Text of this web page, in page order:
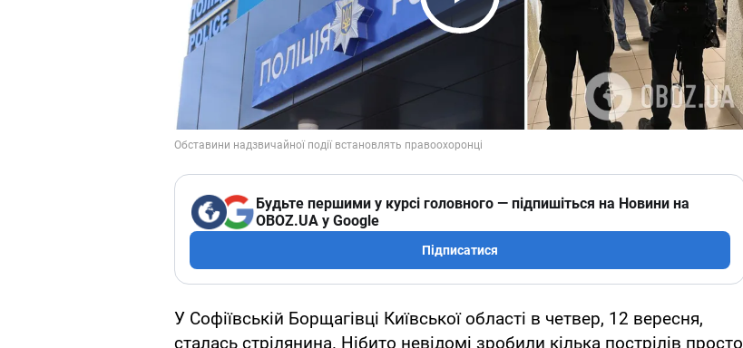
Play Video
Будьте першими у курсі головного — підпишіться на Новини на
OBOZ.UA у Google
Підписатися
У Софіївській Борщагівці Київської області в четвер, 12 вересня,
сталась стрілянина. Нібито невідомі зробили кілька пострілів просто